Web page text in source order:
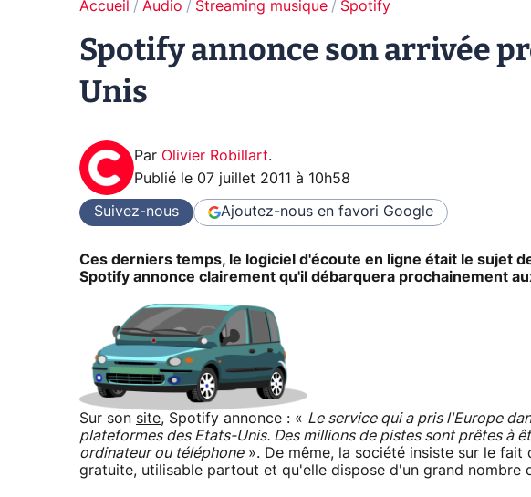
Accueil Audio Streaming musique Spotify
Spotify annonce son arrivée
Unis
Par Olivier Robillart.
Publié le 07 juillet 2011 à 10h58
Suivez-nous Ajoutez-nous en favori Google
Ces derniers temps, le logiciel d'écoute en ligne était le sujet
Spotify annonce clairement qu'il débarquera prochainement
Sur son site, Spotify annonce : « Le service qui a pris l'Europe
plateformes des Etats-Unis. Des millions de pistes sont prêtes à
ordinateur ou téléphone». De même, la société insiste sur le fait
gratuite, utilisable partout et qu'elle dispose d'un grand nombre